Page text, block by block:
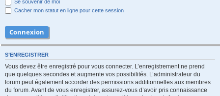
Se souvenir de moi
Cacher mon statut en ligne pour cette session
S’ENREGISTRER
Vous devez être enregistré pour vous connecter. L’enregistrement ne prend
que quelques secondes et augmente vos possibilités. L’administrateur du
forum peut également accorder des permissions additionnelles aux membres
du forum. Avant de vous enregistrer, assurez-vous d’avoir pris connaissance